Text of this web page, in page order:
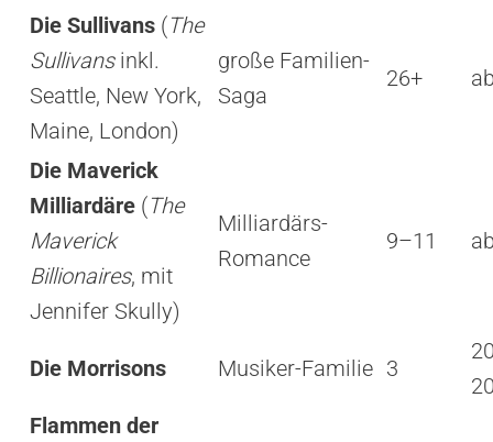
Die Sullivans (The
Sullivansinkl.
Seattle, New York,
Maine, London)
große Familien-
Saga
26+
Die Maverick
Milliardäre (The
Maverick
Billionaires, mit
Jennifer Skully)
Milliardärs-
Romance
9–11
Die Morrisons Musiker-Familie 3
Flammen der